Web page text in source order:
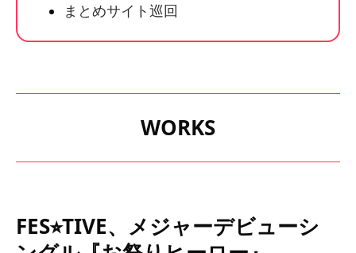
まとめサイト巡回
WORKS
FES⭐︎TIVE、メジャーデビューシ